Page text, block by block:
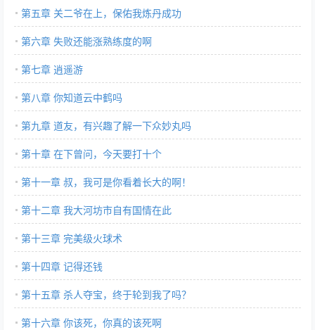
第五章 关二爷在上，保佑我炼丹成功
第六章 失败还能涨熟练度的啊
第七章 逍遥游
第八章 你知道云中鹤吗
第九章 道友，有兴趣了解一下众妙丸吗
第十章 在下曾问，今天要打十个
第十一章 叔，我可是你看着长大的啊！
第十二章 我大河坊市自有国情在此
第十三章 完美级火球术
第十四章 记得还钱
第十五章 杀人夺宝，终于轮到我了吗？
第十六章 你该死，你真的该死啊